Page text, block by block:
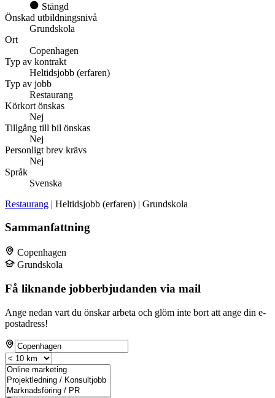
Stängd
Önskad utbildningsnivå
Grundskola
Ort
Copenhagen
Typ av kontrakt
Heltidsjobb (erfaren)
Typ av jobb
Restaurang
Körkort önskas
Nej
Tillgång till bil önskas
Nej
Personligt brev krävs
Nej
Språk
Svenska
Restaurang | Heltidsjobb (erfaren) | Grundskola
Sammanfattning
Copenhagen
Grundskola
Få liknande jobberbjudanden via mail
Ange nedan vart du önskar arbeta och glöm inte bort att ange din e-
postadress!